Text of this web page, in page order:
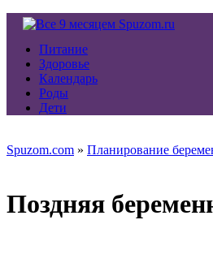
Питание
Здоровье
Календарь
Роды
Дети
Spuzom.com » Планирование
Поздняя